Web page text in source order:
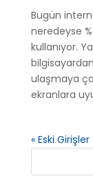
Bugün
neredeyse
kullanıyor.
ulaşmaya
ekranlara
« Eski Girişler